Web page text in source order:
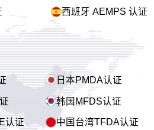
西班牙 AEMPS 认证
日本PMDA认证
韩国MFDS认证
认证 中国台湾TFDA认证